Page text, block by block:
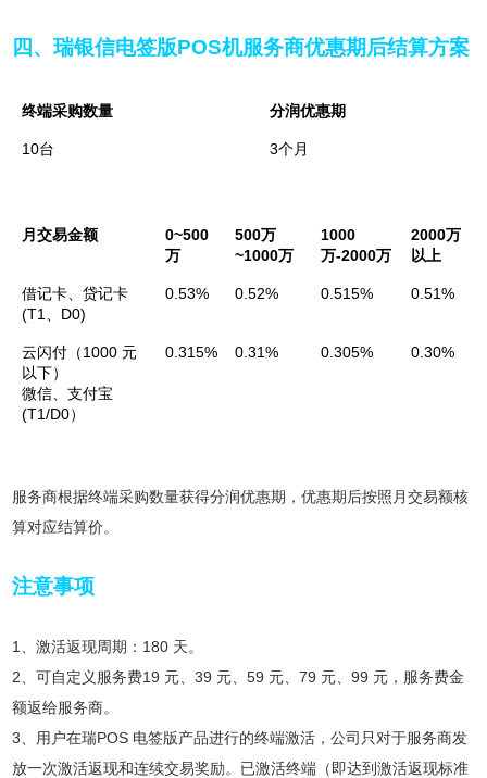
四、瑞银信电签版POS机服务商优惠期后结算方案
终端采购数量 分润优惠期
10台 3个月
月交易金额
0~500
万
500万
~1000万
1000
万-2000万
2000万
以上
借记卡、贷记卡
(T1、D0)
0.53% 0.52% 0.515% 0.51%
云闪付（1000 元
以下）
微信、支付宝
(T1/D0）
0.315% 0.31% 0.305% 0.30%
服务商根据终端采购数量获得分润优惠期，优惠期后按照月交易额核
算对应结算价。
注意事项
1、激活返现周期：180 天。
2、可自定义服务费19 元、39 元、59 元、79 元、99 元，服务费金
额返给服务商。
3、用户在瑞POS 电签版产品进行的终端激活，公司只对于服务商发
放一次激活返现和连续交易奖励。已激活终端（即达到激活返现标准